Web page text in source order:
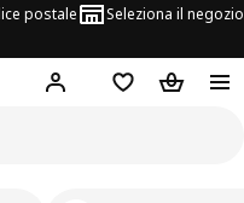
postale Seleziona il negozio
Hej! AccediLista deiCarrello